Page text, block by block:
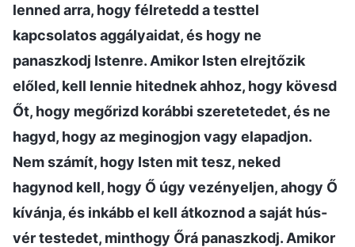
lenned arra, hogy félretedd a testtel
kapcsolatos aggályaidat, és hogy ne
panaszkodj Istenre. Amikor Isten elrejtőzik
előled, kell lennie hitednek ahhoz, hogy kövesd
Őt, hogy megőrizd korábbi szeretetedet, és ne
hagyd, hogy az meginogjon vagy elapadjon.
Nem számít, hogy Isten mit tesz, neked
hagynod kell, hogy Ő úgy vezényeljen, ahogy Ő
kívánja, és inkább el kell átkoznod a saját hús-
vér testedet, minthogy Őrá panaszkodj. Amikor